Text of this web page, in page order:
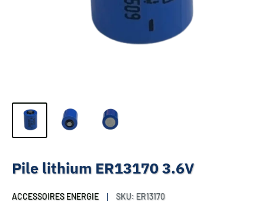
Pile lithium ER13170 3.6V
ACCESSOIRES ENERGIE SKU: ER13170